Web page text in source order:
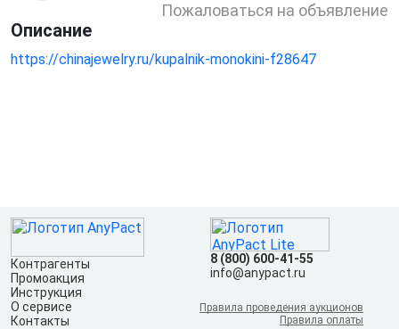
Пожаловаться на объявление
Описание
https://chinajewelry.ru/kupalnik-monokini-f28647
Контрагенты
Промоакция
Инструкция
О сервисе
Контакты
8 (800) 600-41-55
info@anypact.ru
Правила проведения аукционов
Правила оплаты